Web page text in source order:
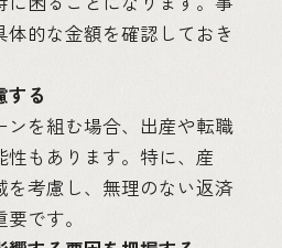
的な金額を確認しておき
する
ンを組む場合、出産や転職
もあります。特に、産
考慮し、無理のない返済
です。